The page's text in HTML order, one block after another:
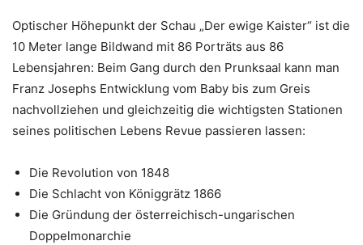
Optischer Höhepunkt der Schau „Der ewige Kaister“ ist die
10 Meter lange Bildwand mit 86 Porträts aus 86
Lebensjahren: Beim Gang durch den Prunksaal kann man
Franz Josephs Entwicklung vom Baby bis zum Greis
nachvollziehen und gleichzeitig die wichtigsten Stationen
seines politischen Lebens Revue passieren lassen:
Die Revolution von 1848
Die Schlacht von Königgrätz 1866
Die Gründung der österreichisch-ungarischen
Doppelmonarchie